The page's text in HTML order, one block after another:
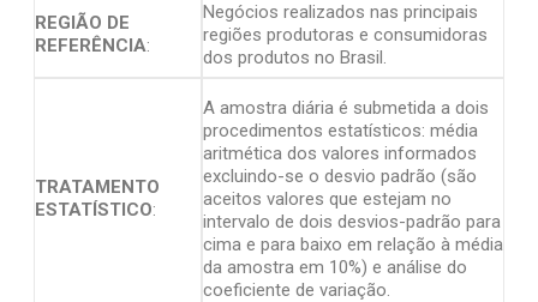
REGIÃO DE
REFERÊNCIA:
Negócios realizados nas principais
regiões produtoras e consumidoras
dos produtos no Brasil.
TRATAMENTO
ESTATÍSTICO:
A amostra diária é submetida a dois
procedimentos estatísticos: média
aritmética dos valores informados
excluindo-se o desvio padrão (são
aceitos valores que estejam no
intervalo de dois desvios-padrão para
cima e para baixo em relação à média
da amostra em 10%) e análise do
coeficiente de variação.